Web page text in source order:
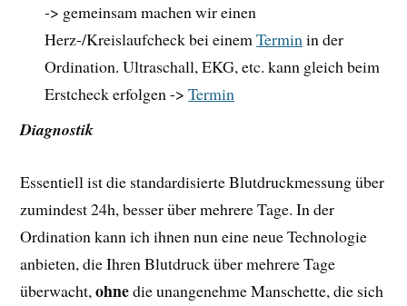
-> gemeinsam machen wir einen
Herz-/Kreislaufcheck bei einemTerminin der
Ordination. Ultraschall, EKG, etc. kann gleich beim
Erstcheck erfolgen ->Termin
Diagnostik
Essentiell ist die standardisierte Blutdruckmessung über
zumindest 24h, besser über mehrere Tage. In der
Ordination kann ich ihnen nun eine neue Technologie
anbieten, die Ihren Blutdruck über mehrere Tage
überwacht,ohnedie unangenehme Manschette, die sich